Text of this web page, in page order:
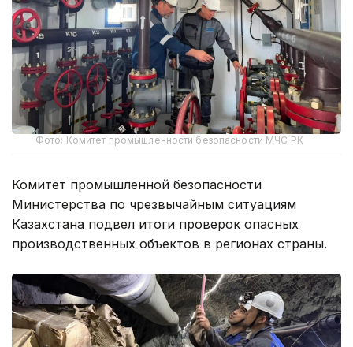
Фото: Комитет промышленности безопасности МЧС РК
Комитет промышленной безопасности
Министерства по чрезвычайным ситуациям
Казахстана подвел итоги проверок опасных
производственных объектов в регионах страны.